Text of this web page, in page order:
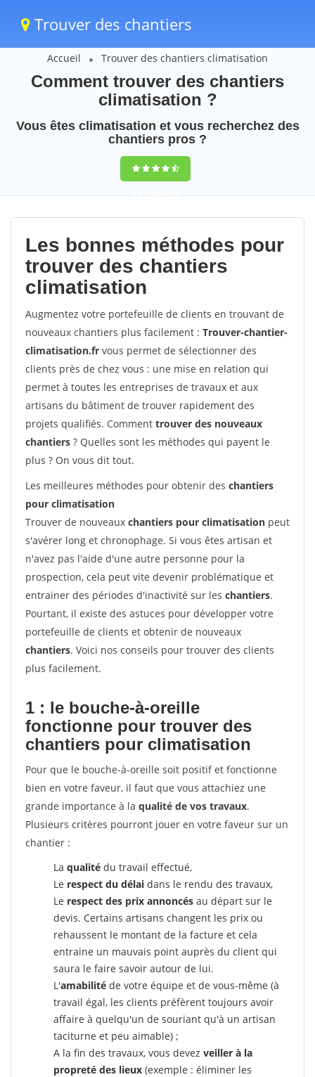
Trouver des chantiers
Accueil Trouver des chantiers climatisation
Comment trouver des chantiers
climatisation ?
Vous êtes climatisation et vous recherchez des
chantiers pros ?
9,5(100%)33
votes
Les bonnes méthodes pour
trouver des chantiers
climatisation
Augmentez votre portefeuille de clients en trouvant de
nouveaux chantiers plus facilement : Trouver-chantier-
climatisation.fr vous permet de sélectionner des
clients près de chez vous : une mise en relation qui
permet à toutes les entreprises de travaux et aux
artisans du bâtiment de trouver rapidement des
projets qualifiés. Comment trouver des nouveaux
chantiers ? Quelles sont les méthodes qui payent le
plus ? On vous dit tout.
Les meilleures méthodes pour obtenir des chantiers
pour climatisation
Trouver de nouveaux chantiers pour climatisation peut
s'avérer long et chronophage. Si vous êtes artisan et
n'avez pas l'aide d'une autre personne pour la
prospection, cela peut vite devenir problématique et
entrainer des périodes d'inactivité sur les chantiers.
Pourtant, il existe des astuces pour développer votre
portefeuille de clients et obtenir de nouveaux
chantiers. Voici nos conseils pour trouver des clients
plus facilement.
1 : le bouche-à-oreille
fonctionne pour trouver des
chantiers pour climatisation
Pour que le bouche-à-oreille soit positif et fonctionne
bien en votre faveur, il faut que vous attachiez une
grande importance à la qualité de vos travaux.
Plusieurs critères pourront jouer en votre faveur sur un
chantier :
La qualité du travail effectué,
Le respect du délai dans le rendu des travaux,
Le respect des prix annoncés au départ sur le
devis. Certains artisans changent les prix ou
rehaussent le montant de la facture et cela
entraine un mauvais point auprès du client qui
saura le faire savoir autour de lui.
L'amabilité de votre équipe et de vous-même (à
travail égal, les clients préfèrent toujours avoir
affaire à quelqu'un de souriant qu'à un artisan
taciturne et peu aimable) ;
A la fin des travaux, vous devez veiller à la
propreté des lieux (exemple : éliminer les